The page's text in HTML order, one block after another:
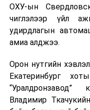
ОХУ-ын
чиглэлээр үйл
удирдлагын
амиа алджээ.
Орон нутгийн
Екатеринбург
Владимир